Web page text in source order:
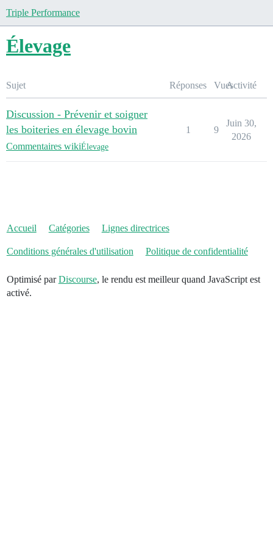
Triple Performance
Élevage
Sujet Réponses VuesActivité
Discussion - Prévenir et soigner
les boiteries en élevage bovin
Commentaires wikiÉlevage
1 9
Juin 30,
2026
Accueil Catégories Lignes directrices
Conditions générales d'utilisation Politique de confidentialité
Optimisé parDiscourse, le rendu est meilleur quand JavaScript est
activé.